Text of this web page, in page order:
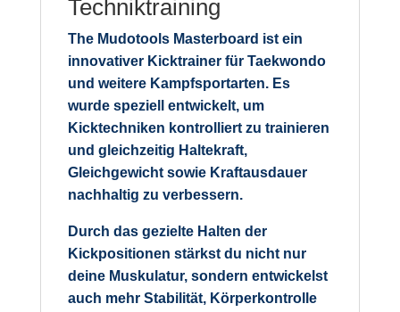
Techniktraining
The Mudotools Masterboard ist ein
innovativer Kicktrainer für Taekwondo
und weitere Kampfsportarten. Es
wurde speziell entwickelt, um
Kicktechniken kontrolliert zu trainieren
und gleichzeitig Haltekraft,
Gleichgewicht sowie Kraftausdauer
nachhaltig zu verbessern.
Durch das gezielte Halten der
Kickpositionen stärkst du nicht nur
deine Muskulatur, sondern entwickelst
auch mehr Stabilität, Körperkontrolle